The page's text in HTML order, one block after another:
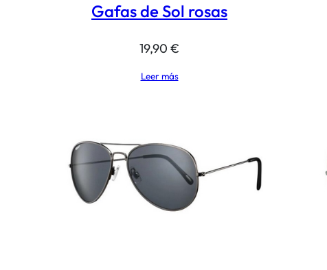
Gafas de Sol rosas
19,90 €
Leer más